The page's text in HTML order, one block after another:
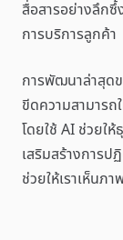
สื่อสารอย่างลึกซึ้
การบริการลูกค้า
การพัฒนาล่าสุด
ขีดความสามารถ
โดยใช้ AI ช่วยใ
เสริมสร้างการป
ช่วยให้เราเห็นภ